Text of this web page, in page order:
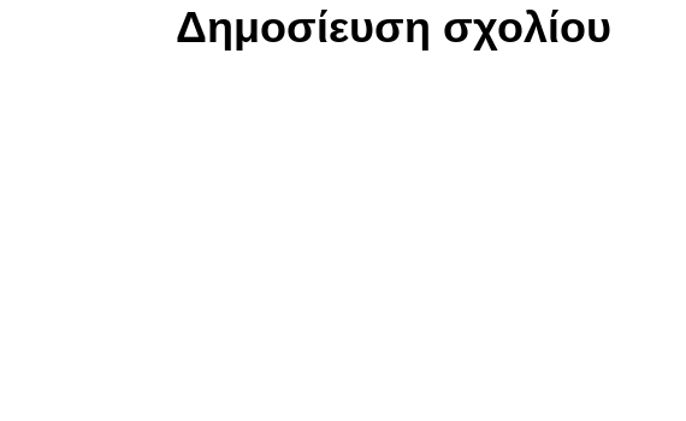
Δημοσίευση σχολίου